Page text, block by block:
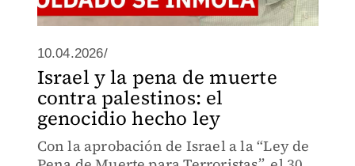
10.04.2026/
Israel y la pena de muerte
contra palestinos: el
genocidio hecho ley
Con la aprobación de Israel a la “Ley de